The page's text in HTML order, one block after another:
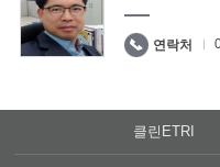
연락처
클린ETRI